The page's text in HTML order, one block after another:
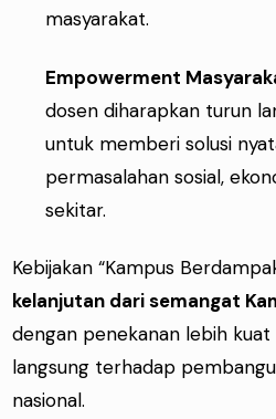
masyarakat.
Empowerment
dosen diharapkan turun
untuk memberi solusi
permasalahan sosial,
sekitar.
Kebijakan “Kampus
kelanjutan dari semangat
dengan penekanan lebih
langsung terhadap
nasional.